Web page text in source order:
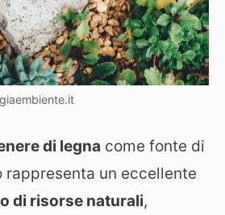
di legna come fonte di
rappresenta un eccellente
di risorse naturali,